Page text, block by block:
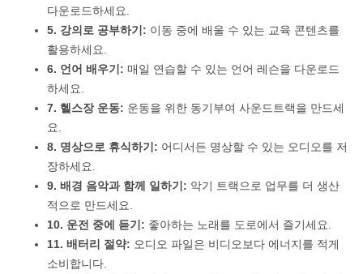
다운로드하세요.
5. 강의로 공부하기: 이동 중에 배울 수 있는 교육 콘텐츠를
활용하세요.
6. 언어 배우기: 매일 연습할 수 있는 언어 레슨을 다운로드
하세요.
7. 헬스장 운동: 운동을 위한 동기부여 사운드트랙을 만드세
요.
8. 명상으로 휴식하기: 어디서든 명상할 수 있는 오디오를 저
장하세요.
9. 배경 음악과 함께 일하기: 악기 트랙으로 업무를 더 생산
적으로 만드세요.
10. 운전 중에 듣기: 좋아하는 노래를 도로에서 즐기세요.
11. 배터리 절약: 오디오 파일은 비디오보다 에너지를 적게
소비합니다.